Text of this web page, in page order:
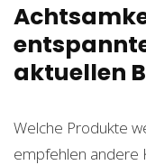
aktuellen
Welche Produkte
empfehlen andere